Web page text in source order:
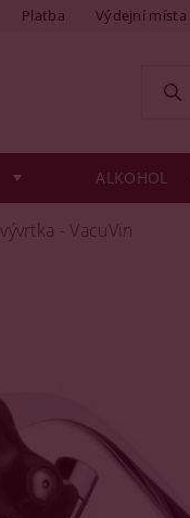
Platba Výdejní místa
ALKOHOL
- VacuVin